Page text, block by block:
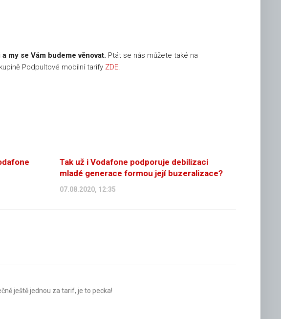
my se Vám budeme věnovat. Ptát se nás můžete také na
Podpultové mobilní tarify ZDE.
Tak už i Vodafone podporuje debilizaci
mladé generace formou její buzeralizace?
07.08.2020, 12:35
ještě jednou za tarif, je to pecka!